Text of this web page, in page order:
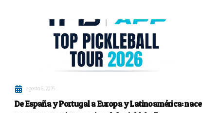
agosto 6, 2026
De España y Portugal a Europa y Latinoamérica: nace